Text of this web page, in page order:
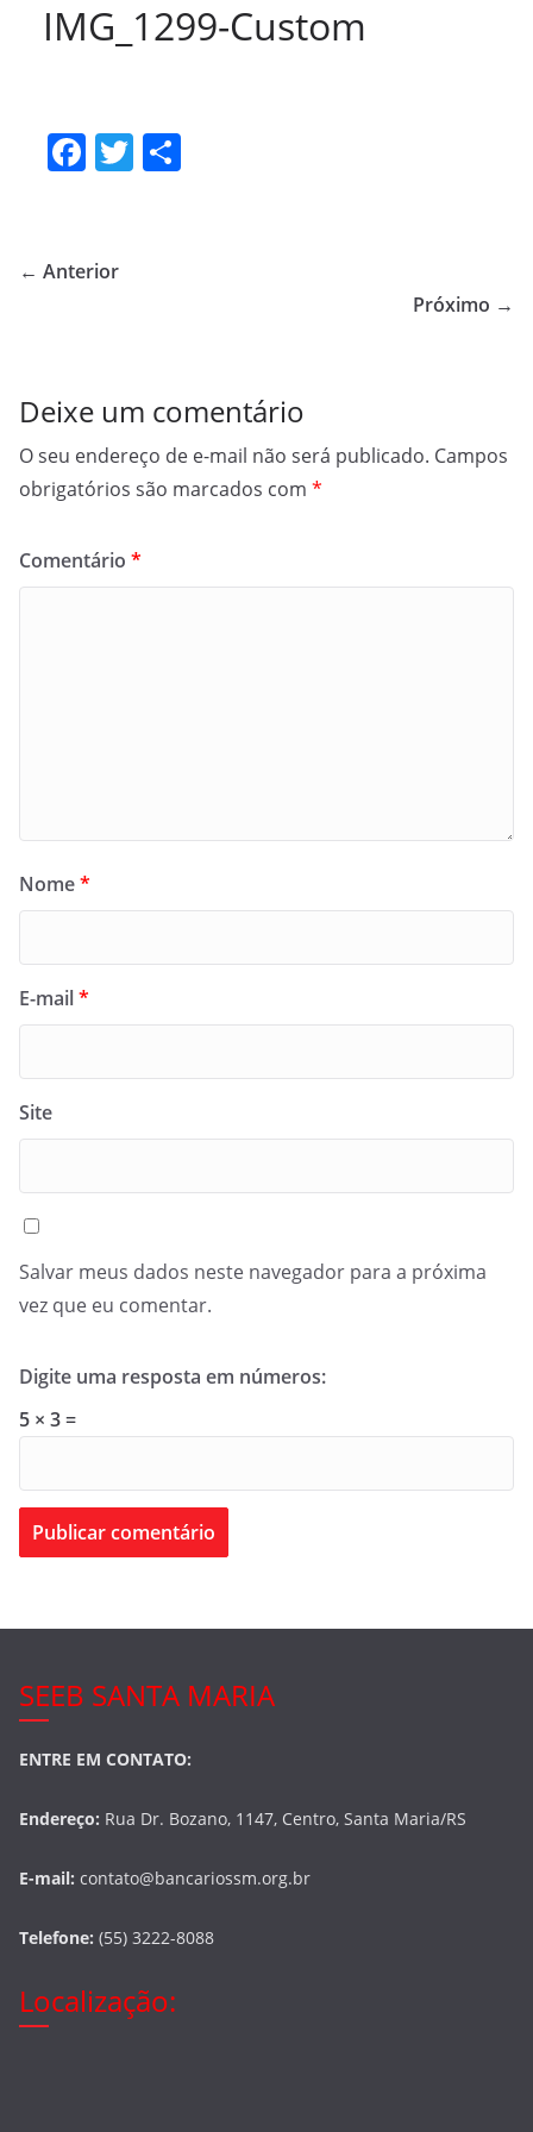
IMG_1299-Custom
F
e
k
T
← Anterior
Próximo →
Deixe um comentário
O seu endereço de e-mail não será publicado. Campos
obrigatórios são marcados com *
Comentário *
Nome*
E-mail*
Site
Salvar meus dados neste navegador para a próxima
vez que eu comentar.
Digite uma resposta em números:
5 × 3 =
SEEB SANTA MARIA
ENTRE EM CONTATO:
Endereço: Rua Dr. Bozano, 1147, Centro, Santa Maria/RS
E-mail: contato@bancariossm.org.br
Telefone: (55) 3222-8088
Localização: